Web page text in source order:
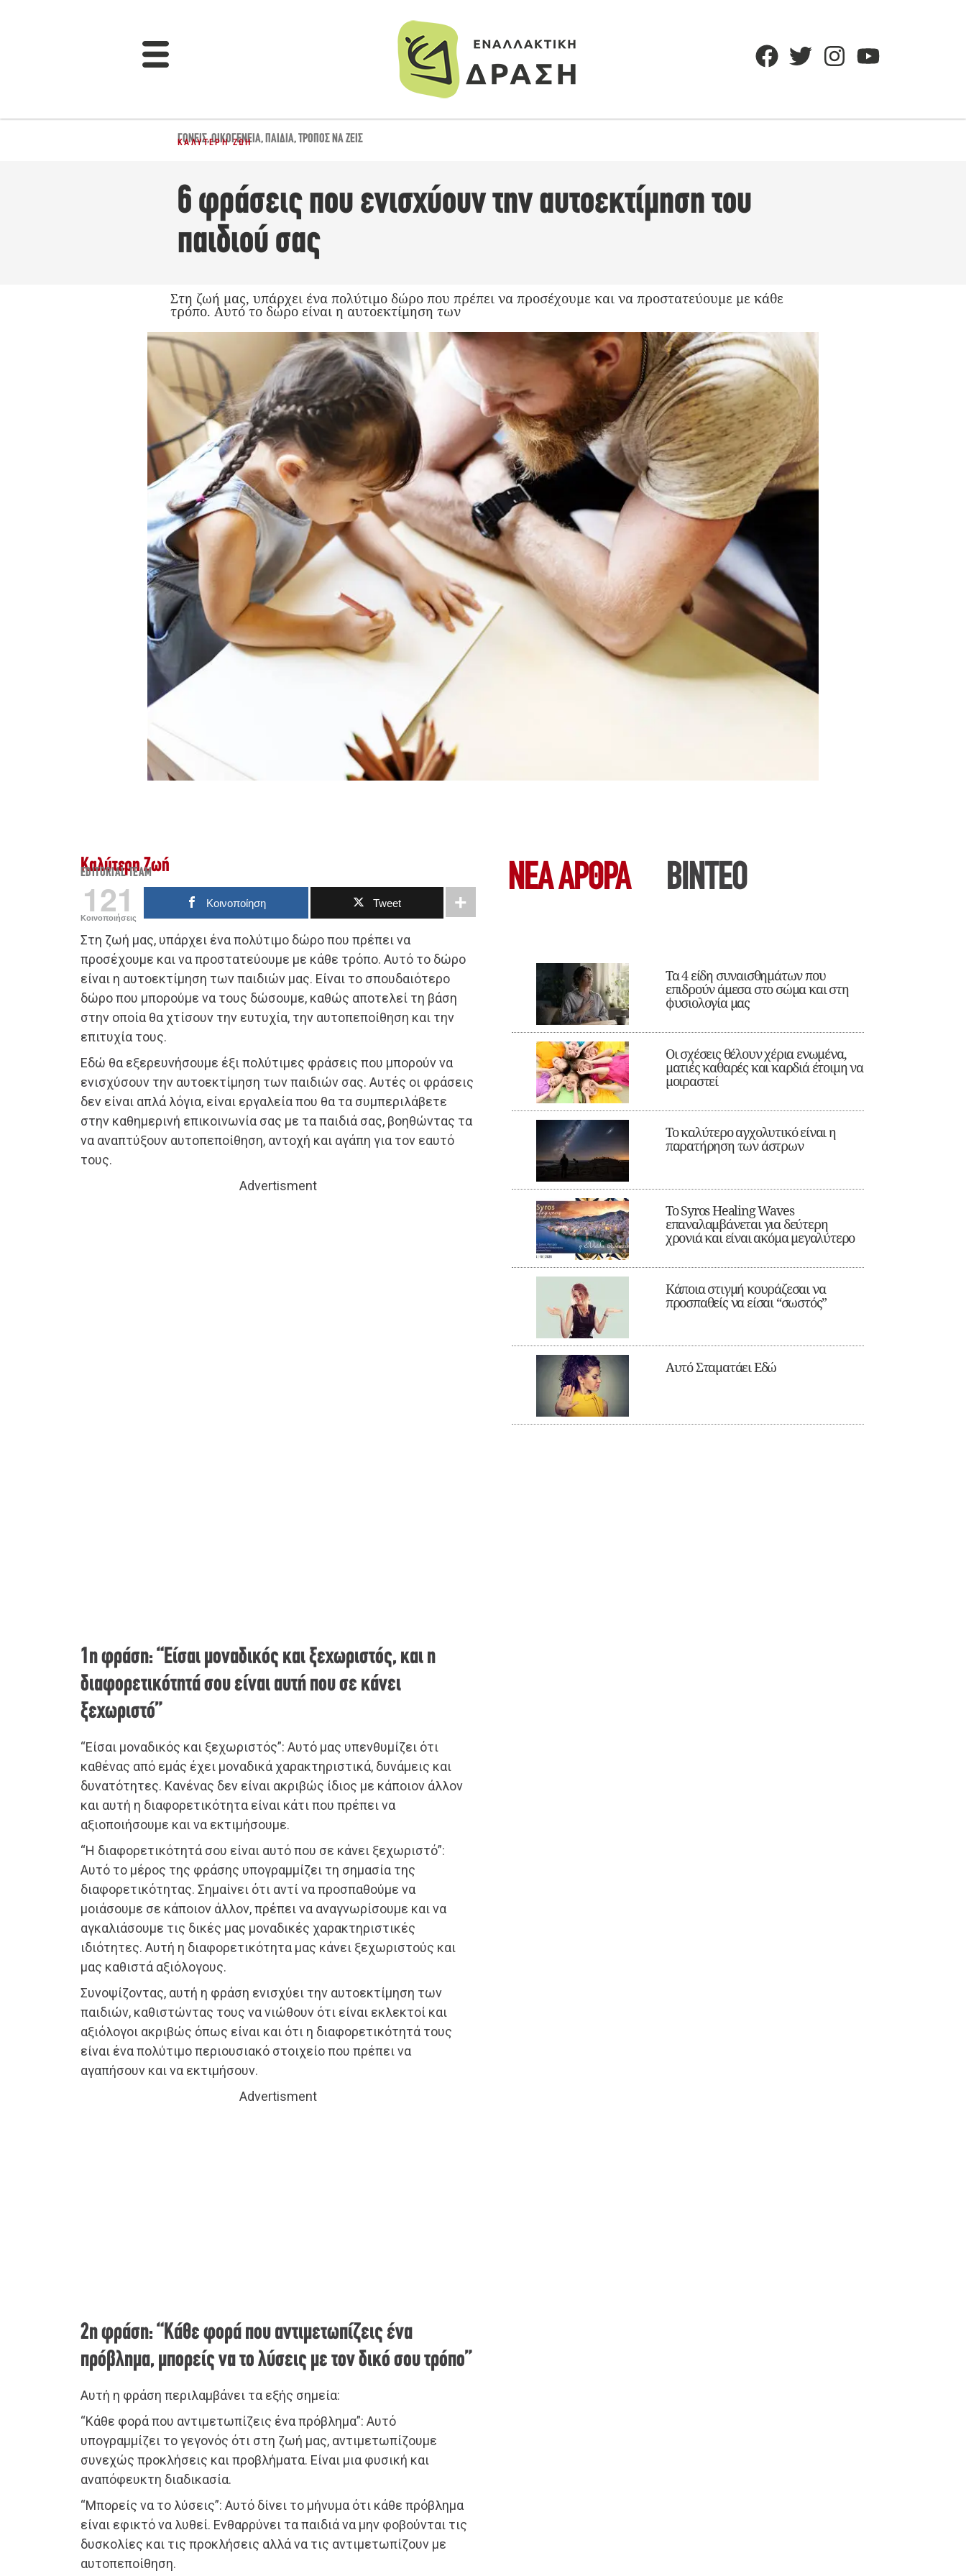
ΓΟΝΕΊΣ,ΟΙΚΟΓΈΝΕΙΑ,ΠΑΙΔΙΆ,ΤΡΌΠΟΣ ΝΑ ΖΕΙΣ
ΚΑΛΎΤΕΡΗ ΖΩΉ
6 φράσεις που ενισχύουν την αυτοεκτίμηση του
παιδιού σας
Στη ζωή μας, υπάρχει ένα πολύτιμο δώρο που πρέπει να προσέχουμε και να προστατεύουμε με κάθε
τρόπο. Αυτό το δώρο είναι η αυτοεκτίμηση των
Καλύτερη Ζωή
EDITORIAL TEAM
121
Κοινοποιήσεις
Κοινοποίηση Tweet
Στη ζωή μας, υπάρχει ένα πολύτιμο δώρο που πρέπει να
προσέχουμε και να προστατεύουμε με κάθε τρόπο. Αυτό το δώρο
είναι η αυτοεκτίμηση των παιδιών μας. Είναι το σπουδαιότερο
δώρο που μπορούμε να τους δώσουμε, καθώς αποτελεί τη βάση
στην οποία θα χτίσουν την ευτυχία, την αυτοπεποίθηση και την
επιτυχία τους.
Εδώ θα εξερευνήσουμε έξι πολύτιμες φράσεις που μπορούν να
ενισχύσουν την αυτοεκτίμηση των παιδιών σας. Αυτές οι φράσεις
δεν είναι απλά λόγια, είναι εργαλεία που θα τα συμπεριλάβετε
στην καθημερινή επικοινωνία σας με τα παιδιά σας, βοηθώντας τα
να αναπτύξουν αυτοπεποίθηση, αντοχή και αγάπη για τον εαυτό
τους.
Advertisment
1η φράση: “Είσαι μοναδικός και ξεχωριστός, και η
διαφορετικότητά σου είναι αυτή που σε κάνει
ξεχωριστό”
“Είσαι μοναδικός και ξεχωριστός”: Αυτό μας υπενθυμίζει ότι
καθένας από εμάς έχει μοναδικά χαρακτηριστικά, δυνάμεις και
δυνατότητες. Κανένας δεν είναι ακριβώς ίδιος με κάποιον άλλον
και αυτή η διαφορετικότητα είναι κάτι που πρέπει να
αξιοποιήσουμε και να εκτιμήσουμε.
“Η διαφορετικότητά σου είναι αυτό που σε κάνει ξεχωριστό”:
Αυτό το μέρος της φράσης υπογραμμίζει τη σημασία της
διαφορετικότητας. Σημαίνει ότι αντί να προσπαθούμε να
μοιάσουμε σε κάποιον άλλον, πρέπει να αναγνωρίσουμε και να
αγκαλιάσουμε τις δικές μας μοναδικές χαρακτηριστικές
ιδιότητες. Αυτή η διαφορετικότητα μας κάνει ξεχωριστούς και
μας καθιστά αξιόλογους.
Συνοψίζοντας, αυτή η φράση ενισχύει την αυτοεκτίμηση των
παιδιών, καθιστώντας τους να νιώθουν ότι είναι εκλεκτοί και
αξιόλογοι ακριβώς όπως είναι και ότι η διαφορετικότητά τους
είναι ένα πολύτιμο περιουσιακό στοιχείο που πρέπει να
αγαπήσουν και να εκτιμήσουν.
Advertisment
2η φράση: “Κάθε φορά που αντιμετωπίζεις ένα
πρόβλημα, μπορείς να το λύσεις με τον δικό σου τρόπο”
Αυτή η φράση περιλαμβάνει τα εξής σημεία:
“Κάθε φορά που αντιμετωπίζεις ένα πρόβλημα”: Αυτό
υπογραμμίζει το γεγονός ότι στη ζωή μας, αντιμετωπίζουμε
συνεχώς προκλήσεις και προβλήματα. Είναι μια φυσική και
αναπόφευκτη διαδικασία.
“Μπορείς να το λύσεις”: Αυτό δίνει το μήνυμα ότι κάθε πρόβλημα
είναι εφικτό να λυθεί. Ενθαρρύνει τα παιδιά να μην φοβούνται τις
δυσκολίες και τις προκλήσεις αλλά να τις αντιμετωπίζουν με
αυτοπεποίθηση.
ΝΕΑ ΆΡΘΡΑ ΒΙΝΤΕΟ
Τα 4 είδη συναισθημάτων που
επιδρούν άμεσα στο σώμα και στη
φυσιολογία μας
Οι σχέσεις θέλουν χέρια ενωμένα,
ματιές καθαρές και καρδιά έτοιμη να
μοιραστεί
Το καλύτερο αγχολυτικό είναι η
παρατήρηση των άστρων
Το Syros Healing Waves
επαναλαμβάνεται για δεύτερη
χρονιά και είναι ακόμα μεγαλύτερο
Κάποια στιγμή κουράζεσαι να
προσπαθείς να είσαι “σωστός”
Αυτό Σταματάει Εδώ